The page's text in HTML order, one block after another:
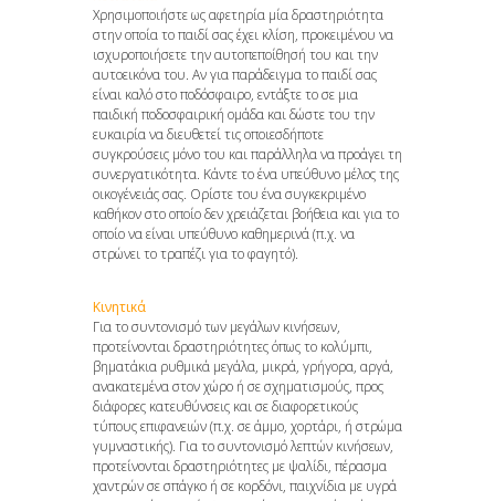
Χρησιμοποιήστε ως αφετηρία μία δραστηριότητα
στην οποία το παιδί σας έχει κλίση, προκειμένου να
ισχυροποιήσετε την αυτοπεποίθησή του και την
αυτοεικόνα του. Αν για παράδειγμα το παιδί σας
είναι καλό στο ποδόσφαιρο, εντάξτε το σε μια
παιδική ποδοσφαιρική ομάδα και δώστε του την
ευκαιρία να διευθετεί τις οποιεσδήποτε
συγκρούσεις μόνο του και παράλληλα να προάγει τη
συνεργατικότητα. Κάντε το ένα υπεύθυνο μέλος της
οικογένειάς σας. Ορίστε του ένα συγκεκριμένο
καθήκον στο οποίο δεν χρειάζεται βοήθεια και για το
οποίο να είναι υπεύθυνο καθημερινά (π.χ. να
στρώνει το τραπέζι για το φαγητό).
Κινητικά
Για το συντονισμό των μεγάλων κινήσεων,
προτείνονται δραστηριότητες όπως το κολύμπι,
βηματάκια ρυθμικά μεγάλα, μικρά, γρήγορα, αργά,
ανακατεμένα στον χώρο ή σε σχηματισμούς, προς
διάφορες κατευθύνσεις και σε διαφορετικούς
τύπους επιφανειών (π.χ. σε άμμο, χορτάρι, ή στρώμα
γυμναστικής). Για το συντονισμό λεπτών κινήσεων,
προτείνονται δραστηριότητες με ψαλίδι, πέρασμα
χαντρών σε σπάγκο ή σε κορδόνι, παιχνίδια με υγρά